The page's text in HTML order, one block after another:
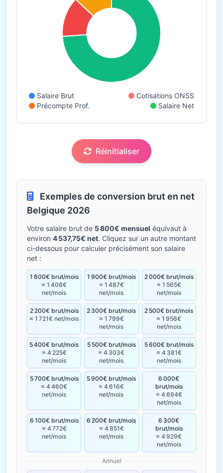
Salaire Brut
Cotisations ONSS
Précompte Prof.
Salaire Net
Réinitialiser
Exemples de conversion brut en net
Belgique 2026
Votre salaire brut de 5 800€ mensuel équivaut à
environ 4 537,75€ net. Cliquez sur un autre montant
ci-dessous pour calculer précisément son salaire
net :
1 800€ brut/mois
≈ 1 408€
net/mois
1 900€ brut/mois
≈ 1 487€
net/mois
2 000€ brut/mois
≈ 1 565€
net/mois
2 200€ brut/mois
≈ 1 721€ net/mois
2 300€ brut/mois
≈ 1 799€
net/mois
2 500€ brut/mois
≈ 1 956€
net/mois
5 400€ brut/mois
≈ 4 225€
net/mois
5 500€ brut/mois
≈ 4 303€
net/mois
5 600€ brut/mois
≈ 4 381€
net/mois
5 700€ brut/mois
≈ 4 460€
net/mois
5 900€ brut/mois
≈ 4 616€
net/mois
6 000€
brut/mois
≈ 4 694€
net/mois
6 100€ brut/mois
≈ 4 772€
net/mois
6 200€ brut/mois
≈ 4 851€
net/mois
6 300€
brut/mois
≈ 4 929€
net/mois
Annuel